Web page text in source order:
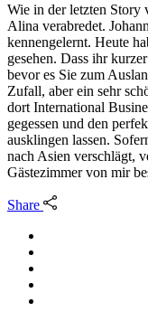
Wie in der letzten Story
Alina verabredet.
kennengelernt. Heute
gesehen. Dass ihr
bevor es Sie zum
Zufall, aber ein sehr
dort International
gegessen und den
ausklingen lassen.
nach Asien verschlägt,
Gästezimmer von mir
Share